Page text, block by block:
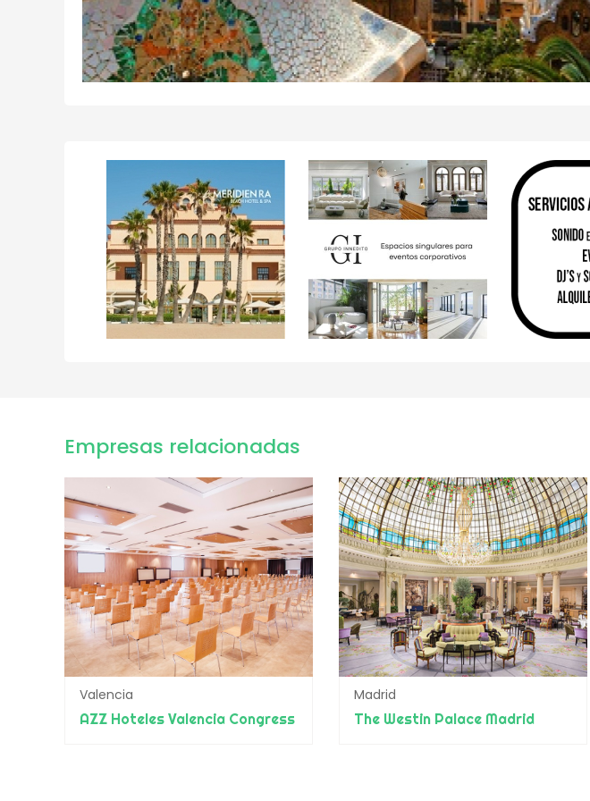
Empresas relacionadas
Valencia
AZZ Hoteles Valencia Congress
Madrid
The Westin Palace Madrid